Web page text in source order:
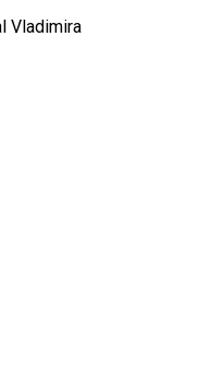
Vladimira